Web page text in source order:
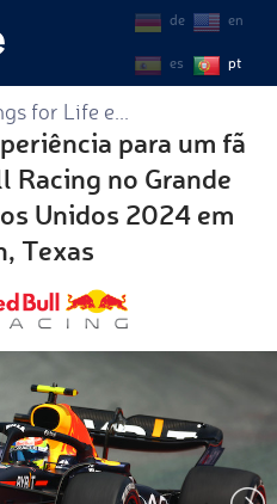
de en
es pt
for Life e...
para um fã
Racing no Grande
Unidos 2024 em
Texas